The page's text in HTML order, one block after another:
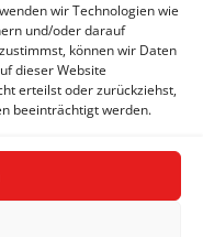
wir Technologien wie
und/oder darauf
können wir Daten
dieser Website
erteilst oder zurückziehst,
beeinträchtigt werden.
- PCR